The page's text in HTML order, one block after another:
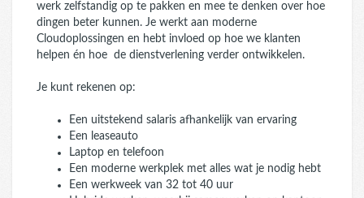
werk zelfstandig op te pakken en mee te denken over hoe
dingen beter kunnen. Je werkt aan moderne
Cloudoplossingen en hebt invloed op hoe we klanten
helpen én hoe de dienstverlening verder ontwikkelen.
Je kunt rekenen op:
Een uitstekend salaris afhankelijk van ervaring
Een leaseauto
Laptop en telefoon
Een moderne werkplek met alles wat je nodig hebt
Een werkweek van 32 tot 40 uur